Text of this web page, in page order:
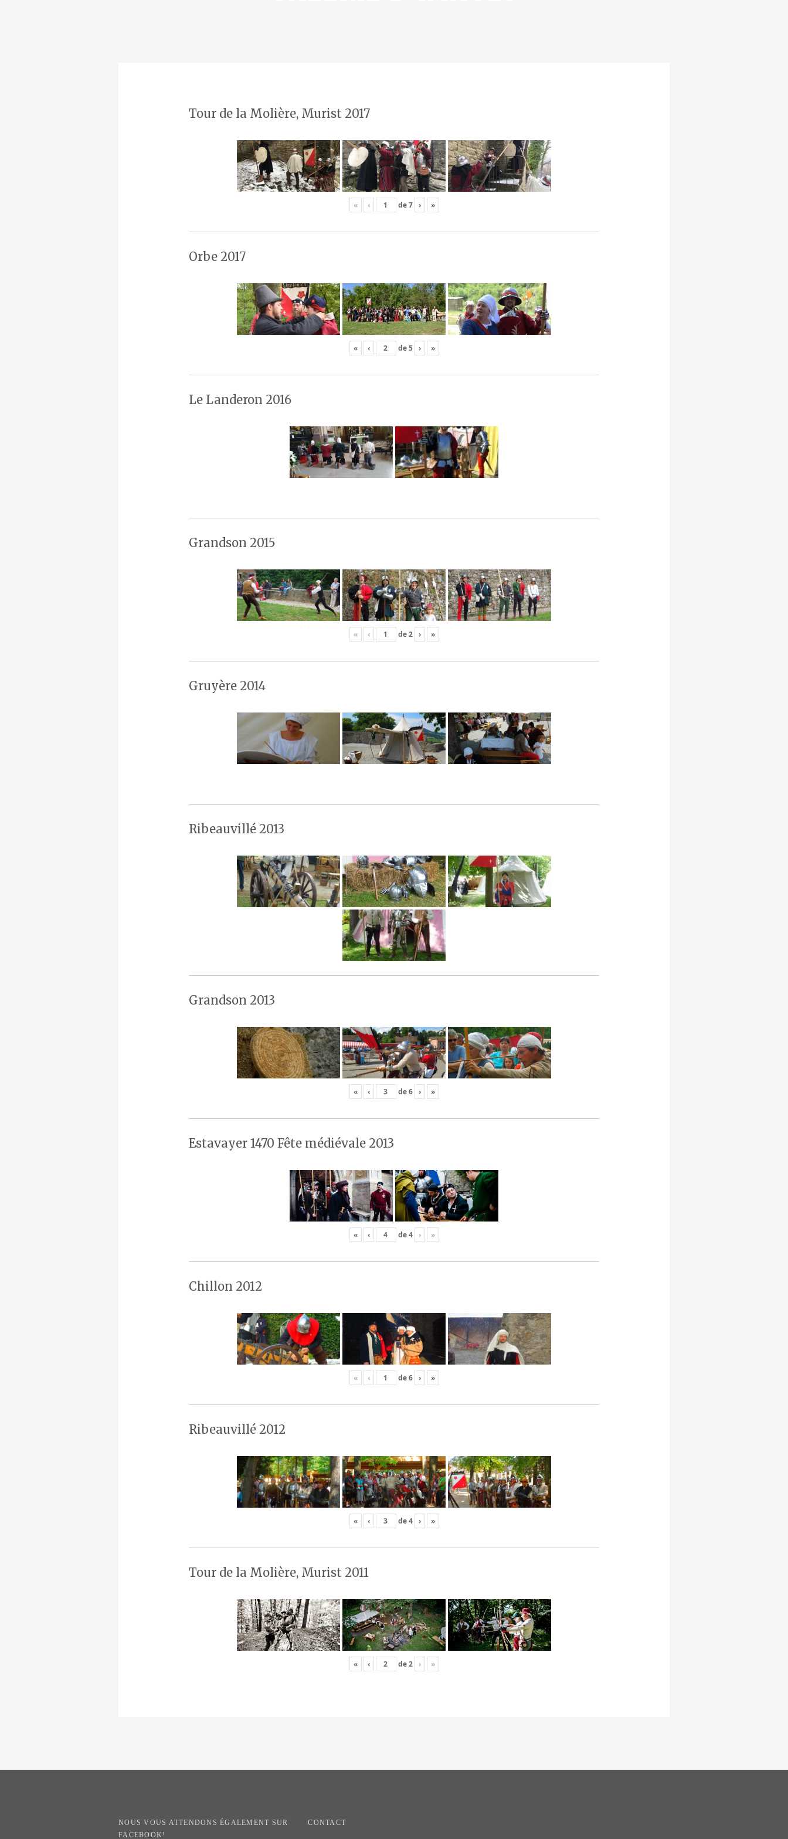
Tour de la Molière, Murist 2017
« ‹ de7 › »
Orbe 2017
« ‹ de5 › »
Le Landeron 2016
Grandson 2015
« ‹ de2 › »
Gruyère 2014
Ribeauvillé 2013
Grandson 2013
« ‹ de6 › »
Estavayer 1470 Fête médiévale 2013
« ‹ de4 › »
Chillon 2012
« ‹ de6 › »
Ribeauvillé 2012
« ‹ de4 › »
Tour de la Molière, Murist 2011
« ‹ de2 › »
NOUS VOUS ATTENDONS ÉGALEMENT SUR
FACEBOOK!
CONTACT